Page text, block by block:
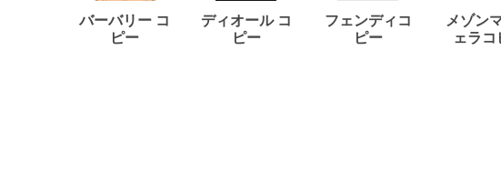
バーバリー コ
ピー
ディオール コ
ピー
フェンディコ
ピー
メゾン
ェラコ